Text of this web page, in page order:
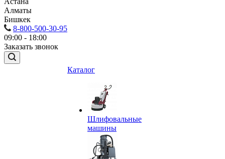
Алматы
Бишкек
8-800-500-30-95
09:00 - 18:00
Заказать звонок
Каталог
Шлифовальные
машины